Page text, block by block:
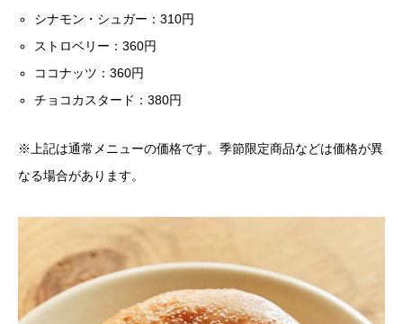
シナモン・シュガー：310円
ストロベリー：360円
ココナッツ：360円
チョコカスタード：380円
※上記は通常メニューの価格です。季節限定商品などは価格が異
なる場合があります。